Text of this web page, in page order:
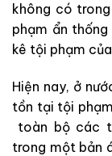
không có
phạm ẩn
kê tội phạm
Hiện nay, ở
tồn tại tội
toàn bộ các
trong một bản